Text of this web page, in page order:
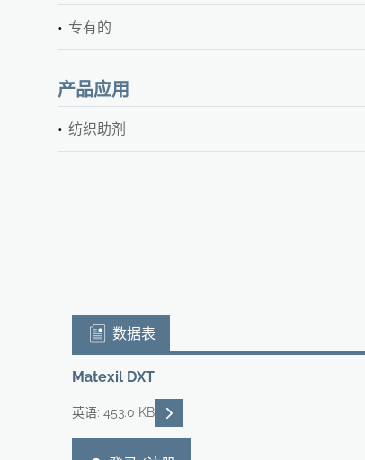
专有的
产品应用
纺织助剂
数据表
Matexil DXT
英语: 453.0 KB READ DESCRIPTIONS